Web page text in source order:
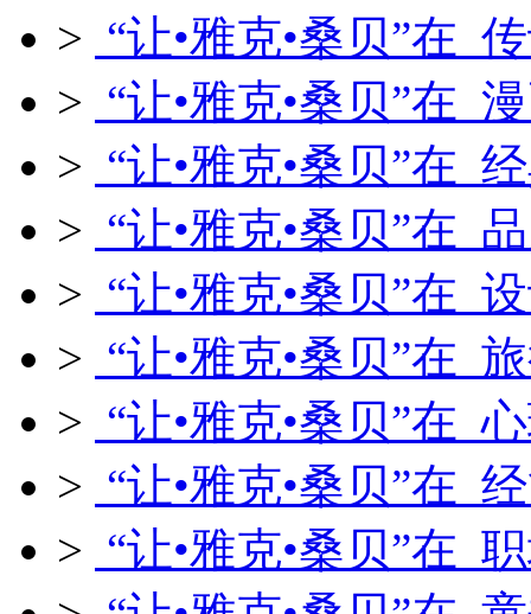
> “让•雅克•桑贝”在
> “让•雅克•桑贝”在
> “让•雅克•桑贝”在
> “让•雅克•桑贝”在
> “让•雅克•桑贝”在
> “让•雅克•桑贝”在
> “让•雅克•桑贝”在
> “让•雅克•桑贝”在
> “让•雅克•桑贝”在